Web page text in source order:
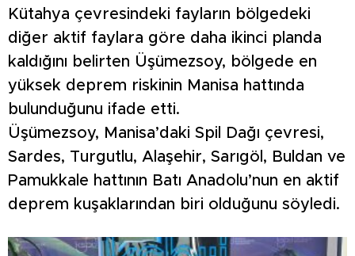
Kütahya çevresindeki fayların bölgedeki
diğer aktif faylara göre daha ikinci planda
kaldığını belirten Üşümezsoy, bölgede en
yüksek deprem riskinin Manisa hattında
bulunduğunu ifade etti.
Üşümezsoy, Manisa’daki Spil Dağı çevresi,
Sardes, Turgutlu, Alaşehir, Sarıgöl, Buldan ve
Pamukkale hattının Batı Anadolu’nun en aktif
deprem kuşaklarından biri olduğunu söyledi.